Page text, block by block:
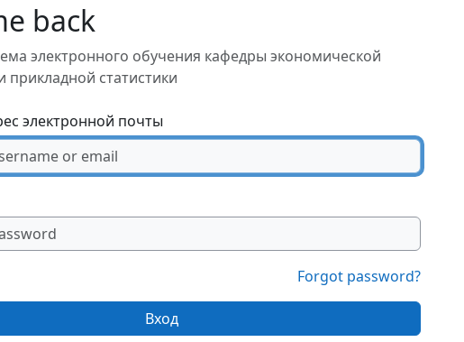
back
электронного обучения кафедры экономической
прикладной статистики
электронной почты
Forgot password?
Вход